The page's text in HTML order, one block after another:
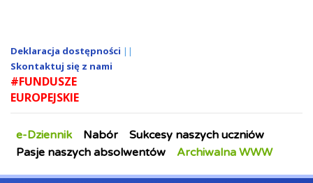
Deklaracja dostępności ||
Skontaktuj się z nami
#FUNDUSZE
EUROPEJSKIE
e-Dziennik Nabór
Sukcesy naszych uczniów
Pasje naszych absolwentów
Archiwalna WWW